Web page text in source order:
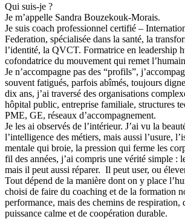
Qui suis-je ?
Je m’appelle Sandra Bouzekouk-Morais.
Je suis coach professionnel certifié –
Federation, spécialisée dans la santé, la
l’identité, la QVCT. Formatrice en leadership
cofondatrice du mouvement qui remet
Je n’accompagne pas des “profils”,
souvent fatigués, parfois abîmés, toujours
dix ans, j’ai traversé des organisations
hôpital public, entreprise familiale, structures
PME, GE, réseaux d’accompagnement.
Je les ai observés de l’intérieur. J’ai vu la
l’intelligence des métiers, mais aussi l’usure,
mentale qui broie, la pression qui ferme les
fil des années, j’ai compris une vérité simple :
mais il peut aussi réparer. Il peut user, ou
Tout dépend de la manière dont on y place
choisi de faire du coaching et de la formation
performance, mais des chemins de respiration,
puissance calme et de coopération durable.